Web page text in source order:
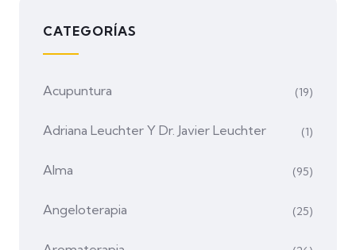
CATEGORÍAS
Acupuntura (19)
Adriana Leuchter Y Dr. Javier Leuchter (1)
Alma (95)
Angeloterapia (25)